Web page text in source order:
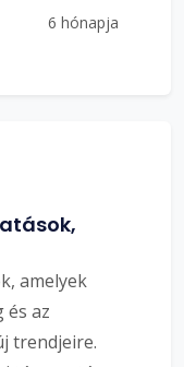
6 hónapja
amelyek
és az
trendjeire.